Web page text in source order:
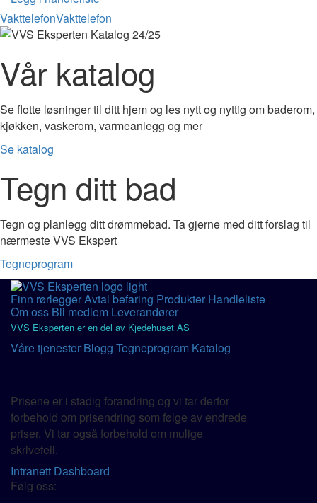
VakttelefonVakttelefon
Vår katalog
Se flotte løsninger til ditt hjem og les nytt og nyttig om baderom,
kjøkken, vaskerom, varmeanlegg og mer
Se katalog
Tegn ditt bad
Tegn og planlegg ditt drømmebad. Ta gjerne med ditt forslag til
nærmeste VVS Ekspert
Tegneprogram
Finn rørleggerAvtal befaring Produkter Handleliste
Om oss Bli medlem Leverandører
VVS Eksperten er en del av Kjedehuset AS
Våre tjenester Blogg Tegneprogram Katalog
Prisene er i stadig forandring og vi tar derfor
forbehold om prisendring som følge av endrede
priser. Vi tar også forbehold om mulige
skrivefeil.
Intranett Dashboard
Følg oss: